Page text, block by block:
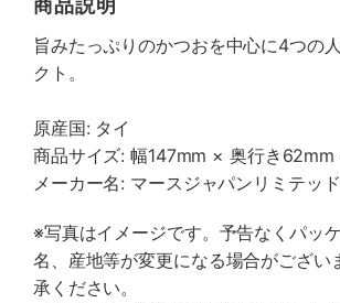
商品説明
旨みたっぷりのかつおを中心に4つの
クト。
原産国: タイ
商品サイズ: 幅147mm × 奥行き
メーカー名: マースジャパンリミテッド
※写真はイメージです。予告なくパッ
名、産地等が変更になる場合がござい
承ください。